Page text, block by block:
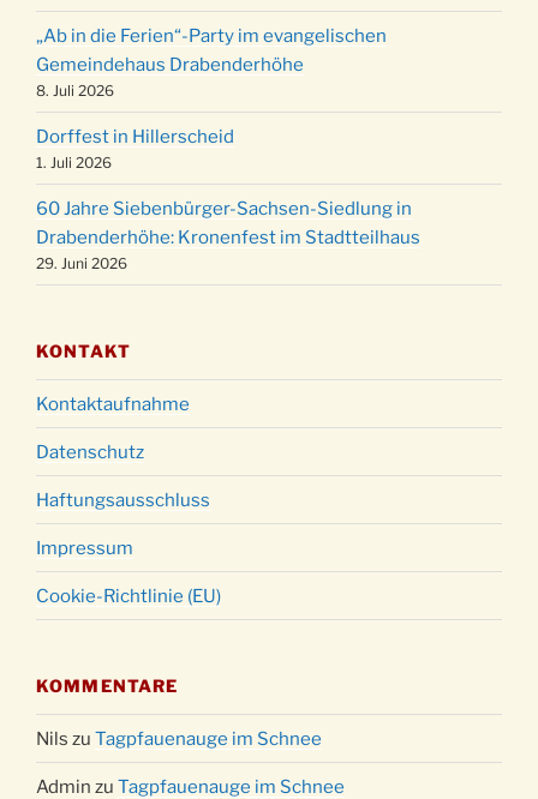
24.12.
Weihnachtsgottesdienst in der Kirche um
15:00 Uhr
24.12.
Weihnachtsgottesdienst in der Kirche um
18:00 Uhr
24.12.
Christmette mit der ev. Jugend in der Kirche
um 23:00 Uhr
31.12.
Gottesdienst zu Silvester in der Kirche um
18:00 Uhr
„Ab in die Ferien“-Party im evangelischen
Gemeindehaus Drabenderhöhe
8. Juli 2026
Dorffest in Hillerscheid
1. Juli 2026
60 Jahre Siebenbürger-Sachsen-Siedlung in
Drabenderhöhe: Kronenfest im Stadtteilhaus
29. Juni 2026
KONTAKT
Kontaktaufnahme
Datenschutz
Haftungsausschluss
Impressum
Cookie-Richtlinie (EU)
KOMMENTARE
Nils zu Tagpfauenauge im Schnee
Admin zu Tagpfauenauge im Schnee